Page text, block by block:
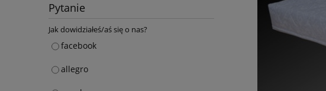
Pytanie
Jak dowidziałeś/aś się o nas?
facebook
allegro